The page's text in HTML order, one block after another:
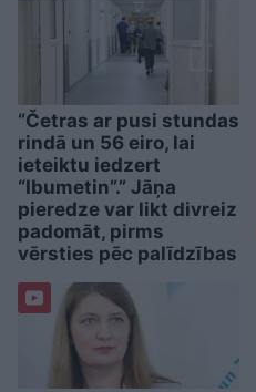
“Četras ar pusi stundas
rindā un 56 eiro, lai
ieteiktu iedzert
“Ibumetin”.” Jāņa
pieredze var likt divreiz
padomāt, pirms
vērsties pēc palīdzības